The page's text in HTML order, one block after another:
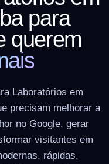
para
querem
Laboratórios em
precisam melhorar a
no Google, gerar
visitantes em
rápidas,